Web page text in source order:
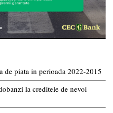
de piata in perioada 2022-2015
la creditele de nevoi